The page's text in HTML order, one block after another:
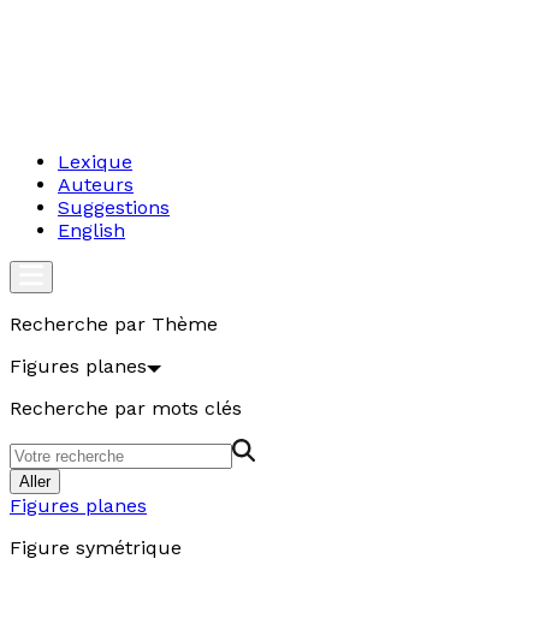
Lexique
Auteurs
Suggestions
English
Recherche par Thème
Figures planes
Recherche par mots clés
Aller
Figures planes
Figure symétrique